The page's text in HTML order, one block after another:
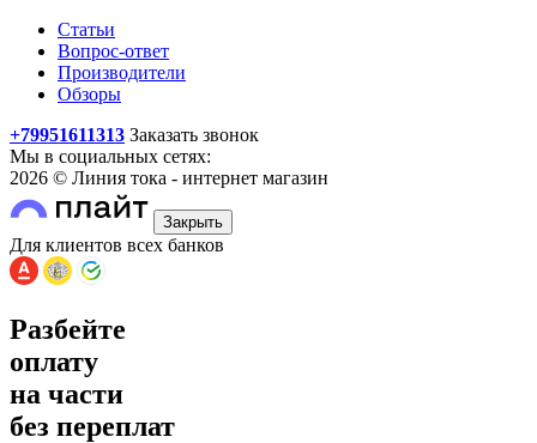
Статьи
Вопрос-ответ
Производители
Обзоры
+79951611313 Заказать звонок
Мы в социальных сетях:
2026 © Линия тока - интернет магазин
Закрыть
Для клиентов всех банков
Разбейте
оплату
на части
без переплат